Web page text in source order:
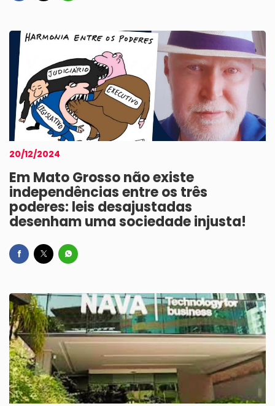
20/12/2024
Em Mato Grosso não existe
independências entre os três
poderes: leis desajustadas
desenham uma sociedade injusta!